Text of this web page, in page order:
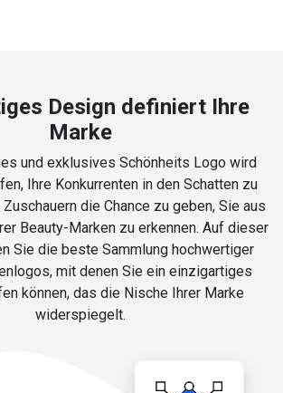
Design definiert Ihre
Marke
und exklusives Schönheits Logo wird
Ihre Konkurrenten in den Schatten zu
die Chance zu geben, Sie aus
Beauty-Marken zu erkennen. Auf dieser
Sie die beste Sammlung hochwertiger
mit denen Sie ein einzigartiges
können, das die Nische Ihrer Marke
widerspiegelt.